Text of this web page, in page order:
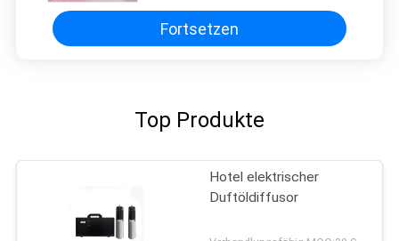
Fortsetzen
Top Produkte
Hotel elektrischer
Duftöldiffusor